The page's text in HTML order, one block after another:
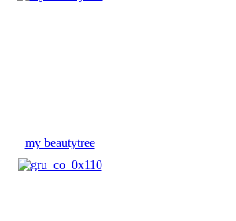
my beautytree